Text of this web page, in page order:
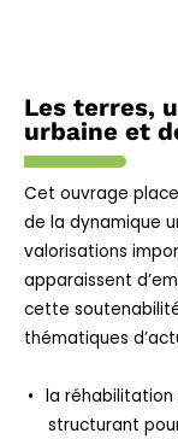
Les terres,
urbaine et
Cet ouvrage
de la dynamique
valorisations
apparaissent
cette
thématiques
la réhabilitation
structurant